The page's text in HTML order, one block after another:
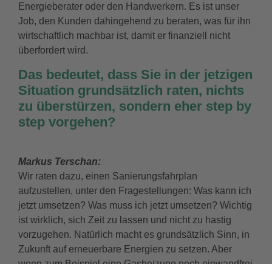
Energieberater oder den Handwerkern. Es ist unser
Job, den Kunden dahingehend zu beraten, was für ihn
wirtschaftlich machbar ist, damit er finanziell nicht
überfordert wird.
Das bedeutet, dass Sie in der jetzigen
Situation grundsätzlich raten, nichts
zu überstürzen, sondern eher step by
step vorgehen?
Markus Terschan:
Wir raten dazu, einen Sanierungsfahrplan
aufzustellen, unter den Fragestellungen: Was kann ich
jetzt umsetzen? Was muss ich jetzt umsetzen? Wichtig
ist wirklich, sich Zeit zu lassen und nicht zu hastig
vorzugehen. Natürlich macht es grundsätzlich Sinn, in
Zukunft auf erneuerbare Energien zu setzen. Aber